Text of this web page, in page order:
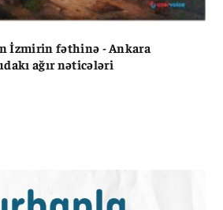
İzmirin fəthinə - Ankara
ağır nəticələri